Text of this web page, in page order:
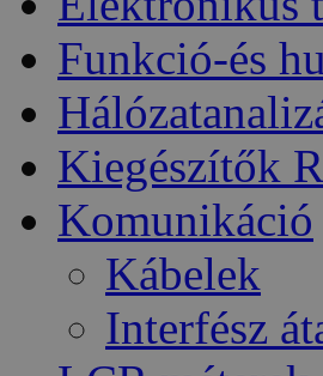
Funkció-és
Kiegészítők
Komunikáció
Kábelek
Interfész